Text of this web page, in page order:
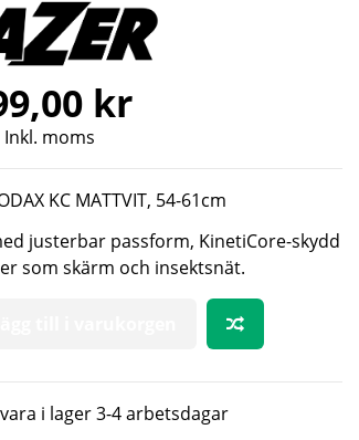
kr
Inkl. moms
KC MATTVIT, 54-61cm
justerbar passform, KinetiCore-skydd
som skärm och insektsnät.
i lager 3-4 arbetsdagar